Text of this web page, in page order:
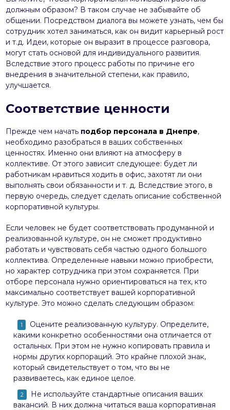
должным образом? В таком случае не забывайте об
общении. Посредством диалога вы можете узнать, чем бы
сотрудник хотел заниматься, как он видит карьерный рост
и т.д. Идеи, которые он выразит в процессе разговора,
могут стать основой для индивидуального развития.
Вследствие этого процесс работы по причине его
внедрения в значительной степени, как правило,
улучшается.
Соответствие ценности
Прежде чем начать подбор персонала в Днепре,
необходимо разобраться в ваших собственных
ценностях. Именно они влияют на атмосферу в
коллективе. От этого зависит следующее: будет ли
работникам нравиться ходить в офис, захотят ли они
выполнять свои обязанности и т. д. Вследствие этого, в
первую очередь, следует сделать описание собственной
корпоративной культуры.
Если человек не будет соответствовать продуманной и
реализованной культуре, он не сможет продуктивно
работать и чувствовать себя частью одного большого
коллектива. Определенные навыки можно приобрести,
но характер сотрудника при этом сохраняется. При
отборе персонала нужно ориентироваться на тех, кто
максимально соответствует вашей корпоративной
культуре. Это можно сделать следующим образом:
Оцените реализованную культуру. Определите,
какими конкретно особенностями она отличается от
остальных. При этом не нужно копировать правила и
нормы других корпораций. Это крайне плохой знак,
который свидетельствует о том, что вы не
развиваетесь, как единое целое.
Не используйте стандартные описания ваших
вакансий. В них должна читаться ваша корпоративная